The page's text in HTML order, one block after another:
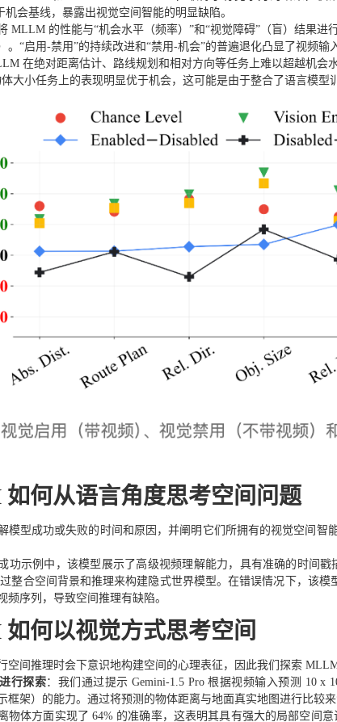
机会基线，暴露出视觉空间智能的明显缺陷。
MLLM 的性能与“机会水平（频率）”和“视觉障碍”（盲）结果
。“启用-禁用”的持续改进和“禁用-机会”的普遍退化凸显了视频
在绝对距离估计、路线规划和相对方向等任务上难以超越机会
大小任务上的表现明显优于机会，这可能是由于整合了语言模型
何从语言角度思考空间问题
模型成功或失败的时间和原因，并阐明它们所拥有的视觉空间
功示例中，该模型展示了高级视频理解能力，具有准确的时间
整合空间背景和推理来构建隐式世界模型。在错误情况下，该
频序列，导致空间推理有缺陷。
何以视觉方式思考空间
空间推理时会下意识地构建空间的心理表征，因此我们探索
行探索：我们通过提示 Gemini-1.5 Pro 根据视频输入预测 10
框架）的能力。通过将预测的物体距离与地面真实地图进行比较
物体方面实现了 64% 的准确率，这表明其具有强大的局部空间